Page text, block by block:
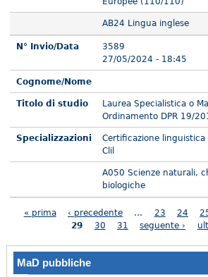
AB24 Lingua inglese
N° Invio/Data
3589
27/05/2024 - 18:45
Cognome/Nome
Titolo di studio
Laurea Specialistica o
Ordinamento DPR 19/
Specializzazioni
Certificazione linguistica
Clil
A050 Scienze naturali,
biologiche
Pagine
« prima ‹ precedente … 23 24
29
30 31 seguente ›
MaD pubbliche